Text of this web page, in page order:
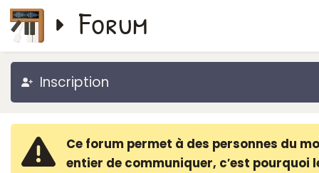
Forum
Inscription
Ce forum permet à des personnes du
entier de communiquer, c′est pourquoi